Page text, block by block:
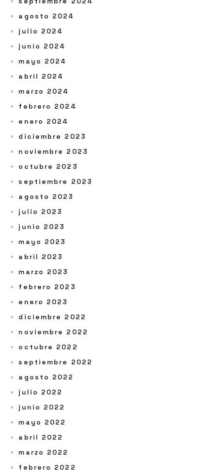
agosto 2024
julio 2024
junio 2024
mayo 2024
abril 2024
marzo 2024
febrero 2024
enero 2024
diciembre 2023
noviembre 2023
octubre 2023
septiembre 2023
agosto 2023
julio 2023
junio 2023
mayo 2023
abril 2023
marzo 2023
febrero 2023
enero 2023
diciembre 2022
noviembre 2022
octubre 2022
septiembre 2022
agosto 2022
julio 2022
junio 2022
mayo 2022
abril 2022
marzo 2022
febrero 2022